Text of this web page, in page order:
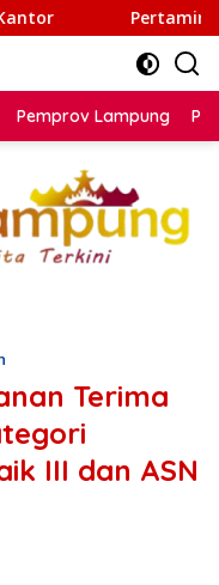
Patra Niaga
Pemprov Lampung
Terima
III dan ASN